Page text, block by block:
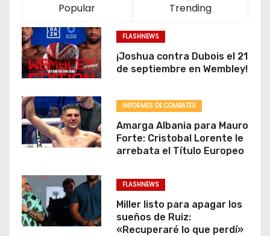
Popular Trending
FLASHNEWS
¡Joshua contra Dubois el 21
de septiembre en Wembley!
INFORMES DE COMBATES
Amarga Albania para Mauro
Forte: Cristobal Lorente le
arrebata el Título Europeo
FLASHNEWS
Miller listo para apagar los
sueños de Ruiz:
«Recuperaré lo que perdí»